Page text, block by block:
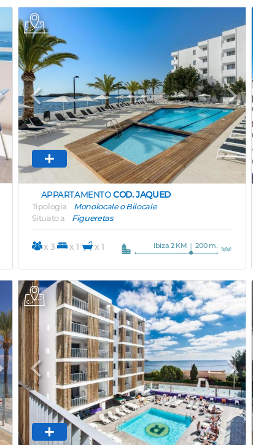
Previous Next
APPARTAMENTOCOD. JAQUED
Tipologia
Monolocale o Bilocale
Situato a
Figueretas
x 3 x 1 x 1 Ibiza 2 KM 200 m.
Previous Next